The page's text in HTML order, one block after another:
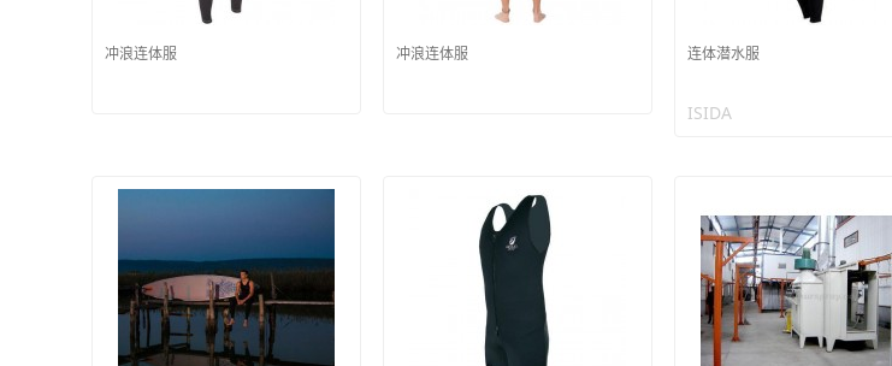
冲浪连体服 冲浪连体服 连体潜水服
ISIDA